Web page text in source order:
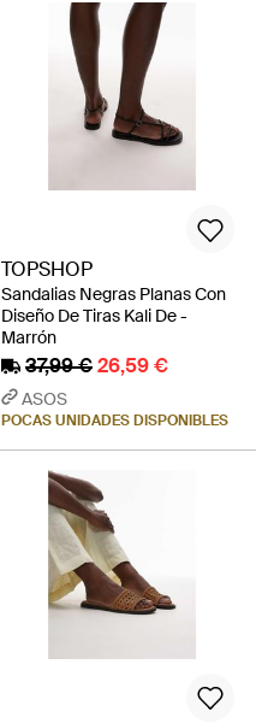
TOPSHOP
Sandalias Negras Planas Con
Diseño De Tiras Kali De -
Marrón
37,99 €26,59 €
ASOS
POCAS UNIDADES DISPONIBLES